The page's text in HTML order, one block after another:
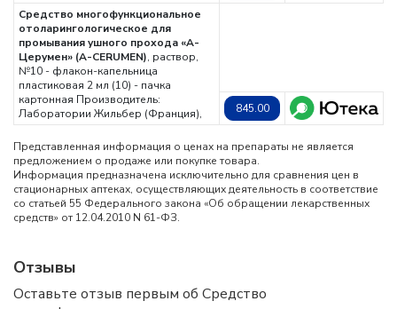
Средство многофункциональное
отоларингологическое для
промывания ушного прохода «А-
Церумен» (A-CERUMEN), раствор,
№10 - флакон-капельница
пластиковая 2 мл (10) - пачка
картонная Производитель:
Лаборатории Жильбер (Франция),
845.00
Представленная информация о ценах на препараты не является
предложением о продаже или покупке товара.
Информация предназначена исключительно для сравнения цен в
стационарных аптеках, осуществляющих деятельность в соответствие
со статьей 55 Федерального закона «Об обращении лекарственных
средств» от 12.04.2010 N 61-ФЗ.
Отзывы
Оставьте отзыв первым об Средство